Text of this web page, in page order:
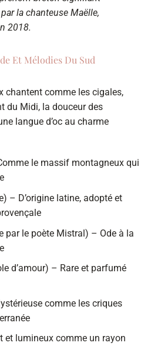
la chanteuse Maëlle,
2018.
Et Mélodies Du Sud
chantent comme les cigales,
du Midi, la douceur des
langue d’oc au charme
le massif montagneux qui
– D’origine latine, adopté et
par le poète Mistral) – Ode à la
d’amour) – Rare et parfumé
comme les criques
et lumineux comme un rayon